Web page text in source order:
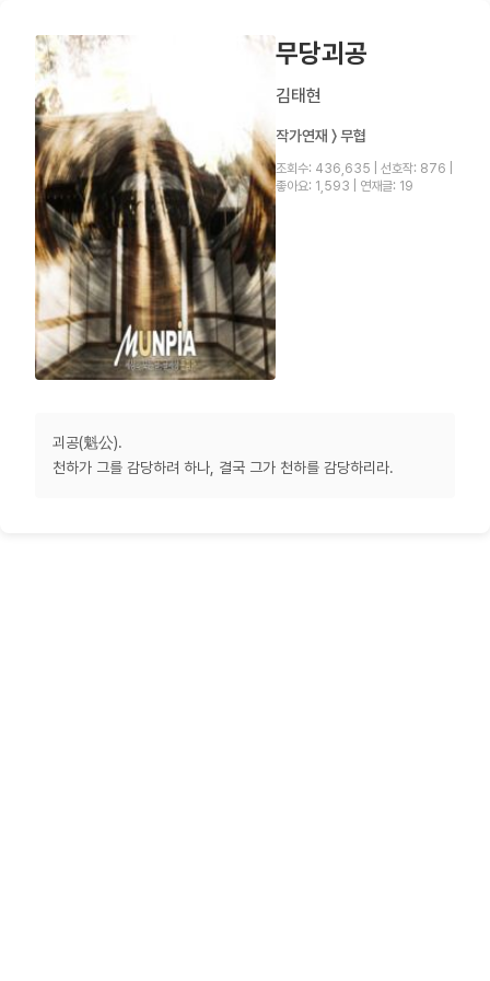
무당괴공
김태현
작가연재 〉 무협
조회수: 436,635 선호작: 876
좋아요: 1,593
연재글: 19
괴공(魁公).
천하가 그를 감당하려 하나, 결국 그가 천하를 감당하리라.